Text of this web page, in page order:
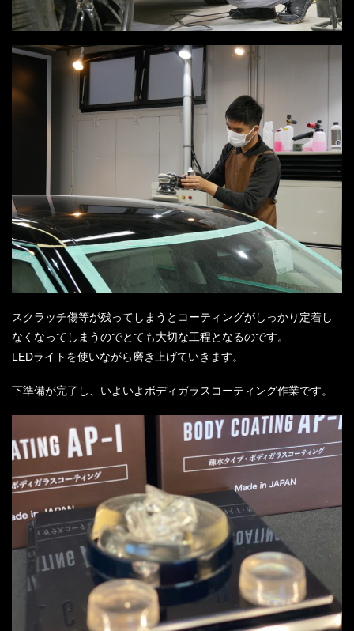
スクラッチ傷等が残ってしまうとコーティングがしっかり定着し
なくなってしまうのでとても大切な工程となるのです。
LEDライトを使いながら磨き上げていきます。
下準備が完了し、いよいよボディガラスコーティング作業です。